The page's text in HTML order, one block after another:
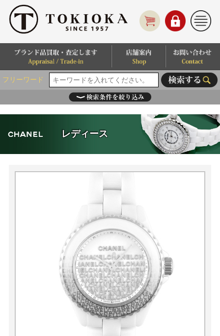
フリーワード
レディース